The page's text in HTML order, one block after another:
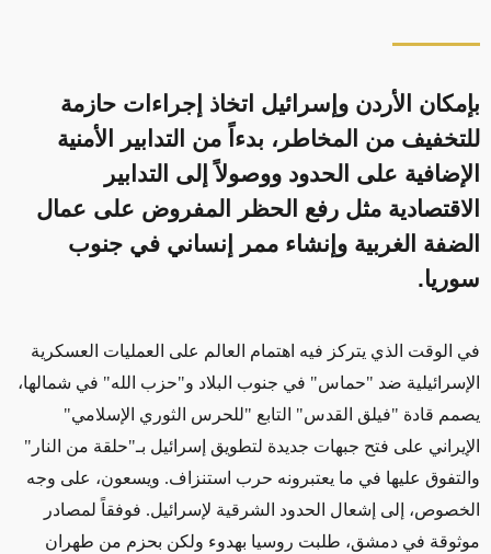
بإمكان الأردن وإسرائيل اتخاذ إجراءات حازمة
للتخفيف من المخاطر، بدءاً من التدابير الأمنية
الإضافية على الحدود ووصولاً إلى التدابير
الاقتصادية مثل رفع الحظر المفروض على عمال
الضفة الغربية وإنشاء ممر إنساني في جنوب
سوريا.
في الوقت الذي يتركز فيه اهتمام العالم على العمليات العسكرية
الإسرائيلية ضد "حماس" في جنوب البلاد و"حزب الله" في شمالها،
يصمم قادة "فيلق القدس" التابع "للحرس الثوري الإسلامي"
الإيراني على فتح جبهات جديدة لتطويق إسرائيل بـ"حلقة من النار"
والتفوق عليها في ما يعتبرونه حرب استنزاف. ويسعون، على وجه
الخصوص، إلى إشعال الحدود الشرقية لإسرائيل. فوفقاً لمصادر
موثوقة في دمشق، طلبت روسيا بهدوء ولكن بحزم من طهران